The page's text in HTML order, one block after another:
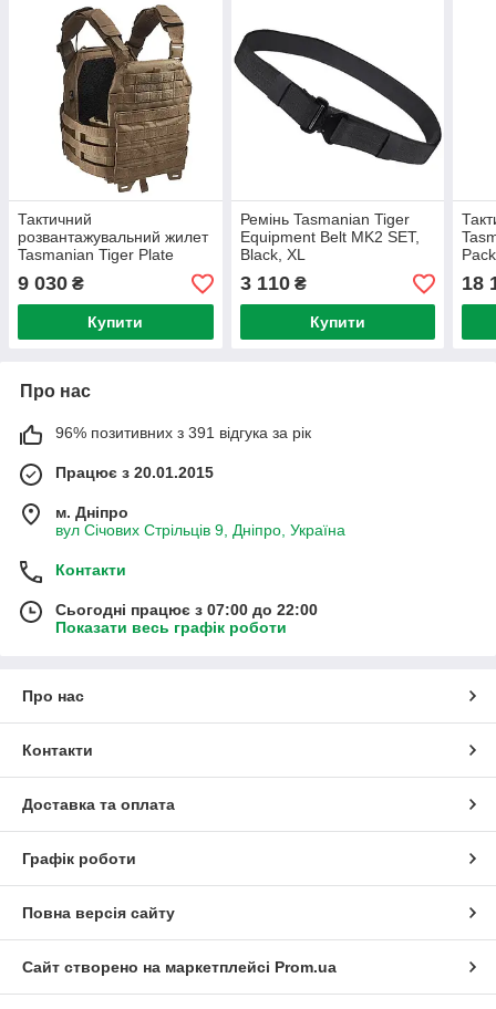
Тактичний
розвантажувальний жилет
Tasmanian Tiger Plate
Carrier MKIV, Coyote
Brown, L/XL
9 030 ₴
Купити
Ремінь Tasmanian Tiger
Equipment Belt MK2 SET,
Black, XL
3 110₴
Купити
18
Про нас
96% позитивних з 391 відгука за рік
Працює з 20.01.2015
м. Дніпро
вул Січових Стрільців 9, Дніпро, Україна
Контакти
Сьогодні працює з 07:00 до 22:00
Показати весь графік роботи
Про нас
Контакти
Доставка та оплата
Графік роботи
Повна версія сайту
Сайт створено на маркетплейсі Prom.ua